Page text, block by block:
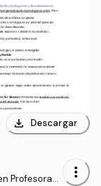
download Descargar
Profesorad
more_vert